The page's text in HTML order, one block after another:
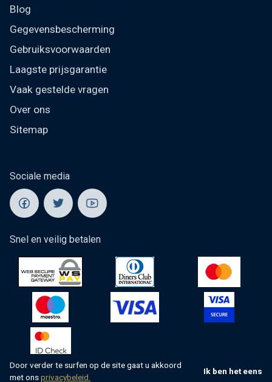
Door verder te surfen op de site gaat u akkoord
met onsprivacybeleid.
Ik ben het eens
Blog
Gegevensbescherming
Gebruiksvoorwaarden
Laagste prijsgarantie
Vaak gestelde vragen
Over ons
Sitemap
Sociale media
Snel en veilig betalen